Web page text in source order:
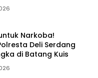
Narkoba!
Deli Serdang
di Batang Kuis